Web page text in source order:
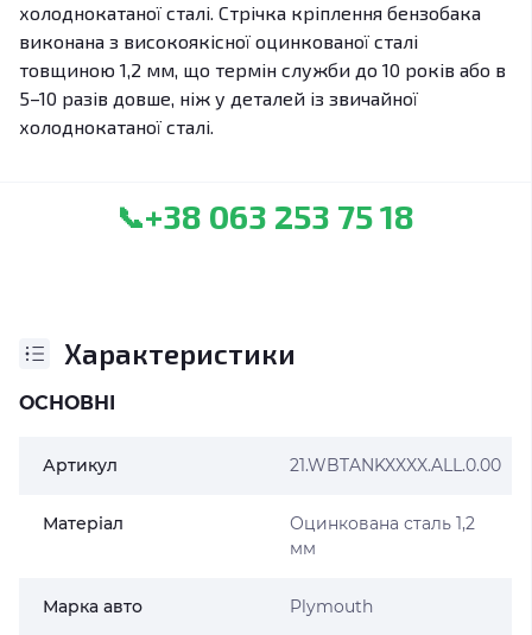
холоднокатаної сталі. Стрічка кріплення бензобака
виконана з високоякісної оцинкованої сталі
товщиною 1,2 мм, що термін служби до 10 років або в
5–10 разів довше, ніж у деталей із звичайної
холоднокатаної сталі.
📞+38 063 253 75 18
Характеристики
ОСНОВНІ
Артикул 21.WBTANKXXXX.ALL.0.00
Матеріал
Оцинкована сталь 1,2
мм
Марка авто Plymouth